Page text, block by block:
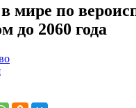
мире по
до 2060 года